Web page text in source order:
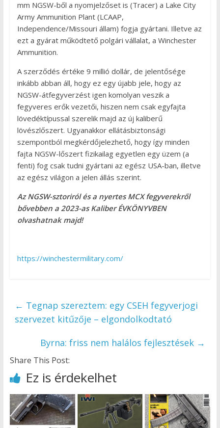
mm NGSW-ből a nyomjelzőset is (Tracer) a Lake City
Army Ammunition Plant (LCAAP,
Independence/Missouri állam) fogja gyártani. Illetve az
ezt a gyárat működtető polgári vállalat, a Winchester
Ammunition.
A szerződés értéke 9 millió dollár, de jelentősége
inkább abban áll, hogy ez egy újabb jele, hogy az
NGSW-átfegyverzést igen komolyan veszik a
fegyveres erők vezetői, hiszen nem csak egyfajta
lövedéktípussal szerelik majd az új kaliberű
lövészlőszert. Ugyanakkor ellátásbiztonsági
szempontból megkérdőjelezhető, hogy így minden
fajta NGSW-lőszert fizikailag egyetlen egy üzem (a
fenti) fog csak tudni gyártani az egész USA-ban, illetve
az egész világon a jelen állás szerint.
Az NGSW-sztoriról és a nyertes MCX fegyverekről
bővebben a 2023-as Kaliber ÉVKÖNYVBEN
olvashatnak majd!
https://winchestermilitary.com/
← Tegnap szereztem: egy CSEH fegyverjogi
szervezet kitűzője – elgondolkodtató
Byrna: friss nem halálos fejlesztések →
Share This Post:
Ez is érdekelhet